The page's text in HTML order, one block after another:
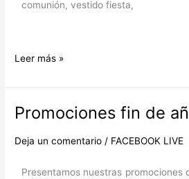
comunión, vestido fiesta,
Leer más »
Promociones fin de
Deja un comentario / FACEBOOK LIVE
Presentamos nuestras promociones
Promociones
de